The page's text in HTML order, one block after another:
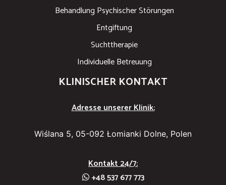
Behandlung Psychischer Störungen
Entgiftung
Suchttherapie
Individuelle Betreuung
KLINISCHER KONTAKT
Adresse unserer Klinik:
Wiślana 5, 05-092 Łomianki Dolne, Polen
Kontakt 24/7:
+48 537 677 773